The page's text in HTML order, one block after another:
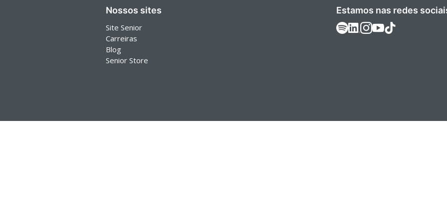
Nossos sites
Site Senior
Carreiras
Blog
Senior Store
Estamos nas redes